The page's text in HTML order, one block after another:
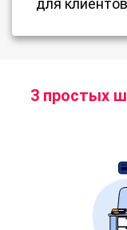
для
3 простых